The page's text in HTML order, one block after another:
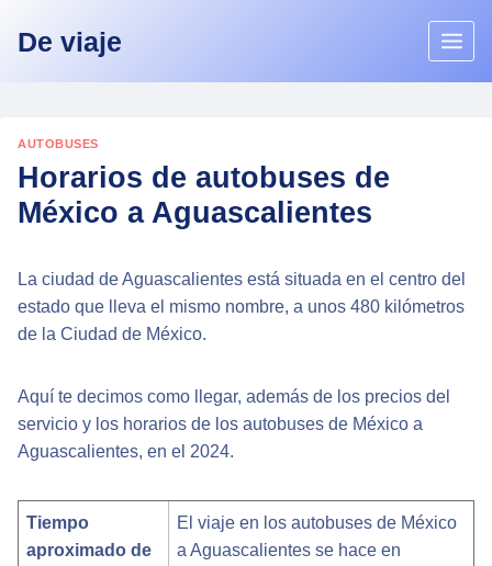
De viaje
AUTOBUSES
Horarios de autobuses de
México a Aguascalientes
La ciudad de Aguascalientes está situada en el centro del
estado que lleva el mismo nombre, a unos 480 kilómetros
de la Ciudad de México.
Aquí te decimos como llegar, además de los precios del
servicio y los horarios de los autobuses de México a
Aguascalientes, en el 2024.
Tiempo
aproximado de
El viaje en los autobuses de México
a Aguascalientes se hace en